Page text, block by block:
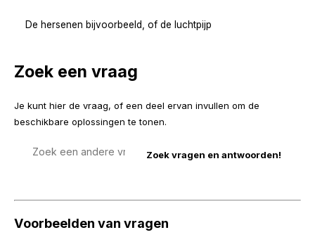
De hersenen bijvoorbeeld, of de luchtpijp
Zoek een vraag
Je kunt hier de vraag, of een deel ervan invullen om de
beschikbare oplossingen te tonen.
Voorbeelden van vragen